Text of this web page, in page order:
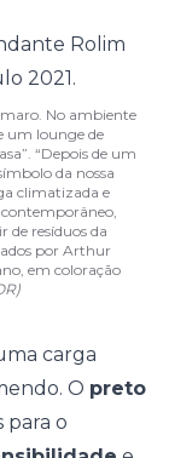
No ambiente
um lounge de
“Depois de um
da nossa
climatizada e
contemporâneo,
de resíduos da
por Arthur
em coloração
carga
O preto
para o